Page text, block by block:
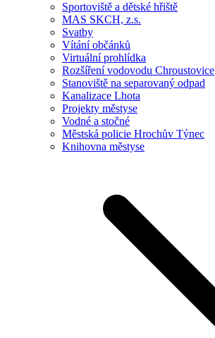
Sportoviště a dětské hřiště
MAS SKCH, z.s.
Svatby
Vítání občánků
Virtuální prohlídka
Rozšíření vodovodu Chroustovice
Stanoviště na separovaný odpad
Kanalizace Lhota
Projekty městyse
Vodné a stočné
Městská policie Hrochův Týnec
Knihovna městyse